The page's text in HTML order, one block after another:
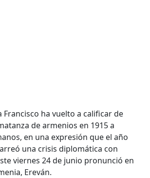
Francisco ha vuelto a calificar de
de armenios en 1915 a
en una expresión que el año
una crisis diplomática con
viernes 24 de junio pronunció en
Ereván.